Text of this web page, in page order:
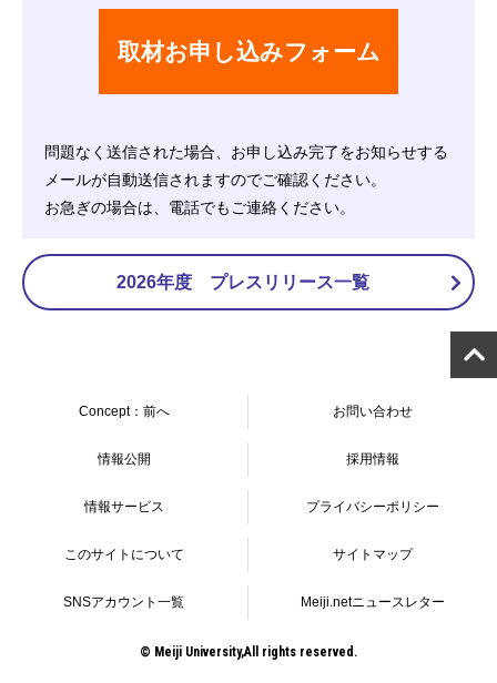
取材お申し込みフォーム
問題なく送信された場合、お申し込み完了をお知らせする
メールが自動送信されますのでご確認ください。
お急ぎの場合は、電話でもご連絡ください。
2026年度 プレスリリース一覧
Concept：前へ お問い合わせ
情報公開 採用情報
情報サービス プライバシーポリシー
このサイトについて サイトマップ
SNSアカウント一覧 Meiji.netニュースレター
© Meiji University,All rights reserved.